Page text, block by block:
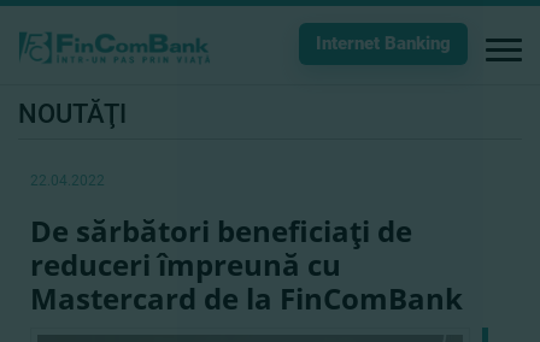
Internet Banking
NOUTĂŢI
22.04.2022
De sărbători beneficiaţi de
reduceri împreună cu
Mastercard de la FinComBank